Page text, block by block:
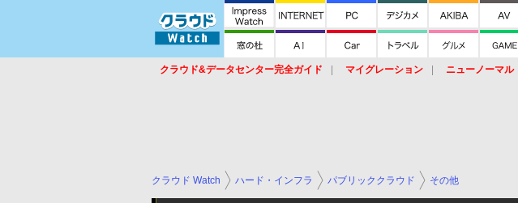
クラウド&データセンター完全ガイド マイグレーション ニューノーマル
クラウド Watch ハード・インフラ パブリッククラウド その他